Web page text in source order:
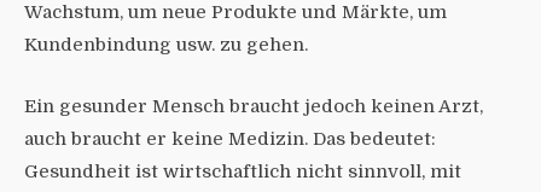
Wachstum, um neue Produkte und Märkte, um
Kundenbindung usw. zu gehen.
Ein gesunder Mensch braucht jedoch keinen Arzt,
auch braucht er keine Medizin. Das bedeutet:
Gesundheit ist wirtschaftlich nicht sinnvoll, mit